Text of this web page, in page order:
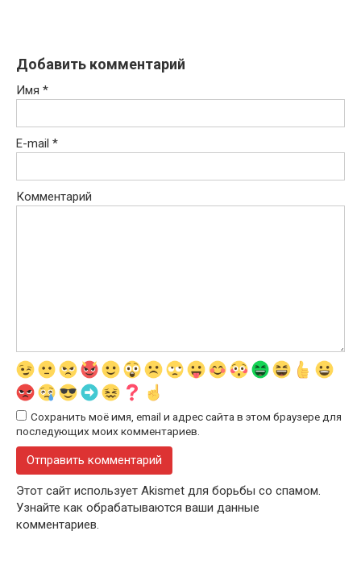
Добавить комментарий
Имя *
E-mail *
Комментарий
Сохранить моё имя, email и адрес сайта в этом браузере для
последующих моих комментариев.
Этот сайт использует Akismet для борьбы со спамом.
Узнайте как обрабатываются ваши данные
комментариев.